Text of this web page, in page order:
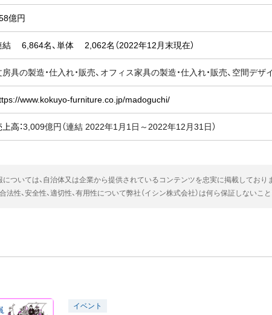
億円
結 6,864名、単体 2,062名（2022年12月末現在）
房具の製造・仕入れ・販売、オフィス家具の製造・仕入れ・販売、空間デ
www.kokuyo-furniture.co.jp/madoguchi/
高：3,009億円（連結 2022年1月1日～2022年12月31日）
ついては、自治体又は企業から提供されているコンテンツを忠実に掲載しており
法性、安全性、適切性、有用性について弊社（イシン株式会社）は何ら保証しないこ
イベント